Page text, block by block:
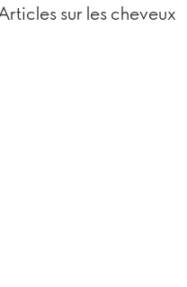
sur les cheveux